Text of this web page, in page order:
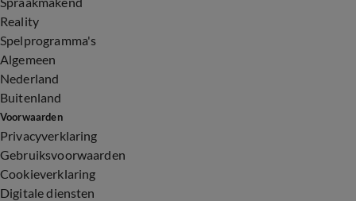
Reality
Spelprogramma's
Algemeen
Nederland
Buitenland
Voorwaarden
Privacyverklaring
Gebruiksvoorwaarden
Cookieverklaring
Digitale diensten